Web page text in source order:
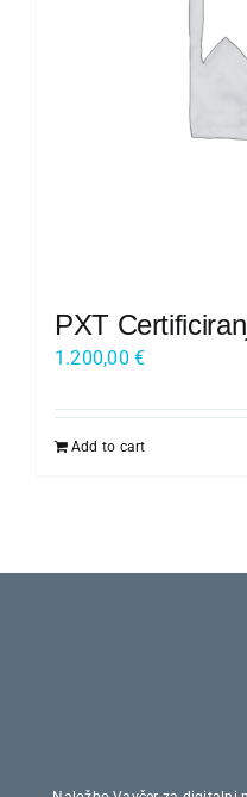
PXT
1.200,00€
Add to cart